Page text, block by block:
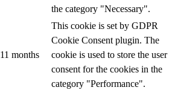
the category "Necessary".
11 months
This cookie is set by GDPR
Cookie Consent plugin. The
cookie is used to store the user
consent for the cookies in the
category "Performance".